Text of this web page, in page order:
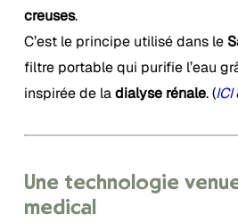
creuses.
C’est le principe utilisé dans le
filtre portable qui purifie l’eau
inspirée de ladialyse rénale. (ICI
Une technologie
médical